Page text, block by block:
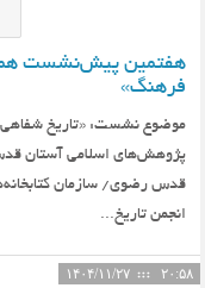
هفتمین پیش‌نشست
فرهنگ»
موضوع نشست: «تاریخ شفاهی و
پژوهش‌های اسلامی آستان
قدس رضوی/ سازمان
انجمن تاریخ...
۲۰:۵۸ ۱۴۰۴/۱۱/۲۷